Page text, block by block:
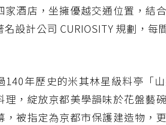
家酒店，坐擁優越交通位置，結
設計公司 CURIOSITY 規劃，
140年歷史的米其林星級料亭「
理，綻放京都美學韻味於花盤藝
，被指定為京都市保護建造物，